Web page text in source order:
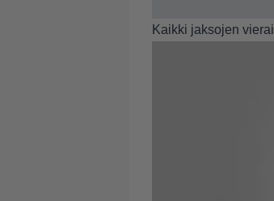
Kaikki jaksojen